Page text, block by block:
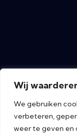
Wij
We gebruiken
verbeteren,
weer te geven en